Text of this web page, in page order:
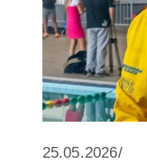
25.05.2026/